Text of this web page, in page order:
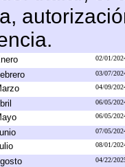
02/01/
03/07/
04/09/
06/05/
06/05/
07/05/
08/01/
04/22/